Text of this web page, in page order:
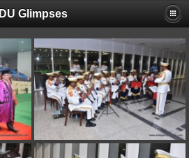
DU Glimpses